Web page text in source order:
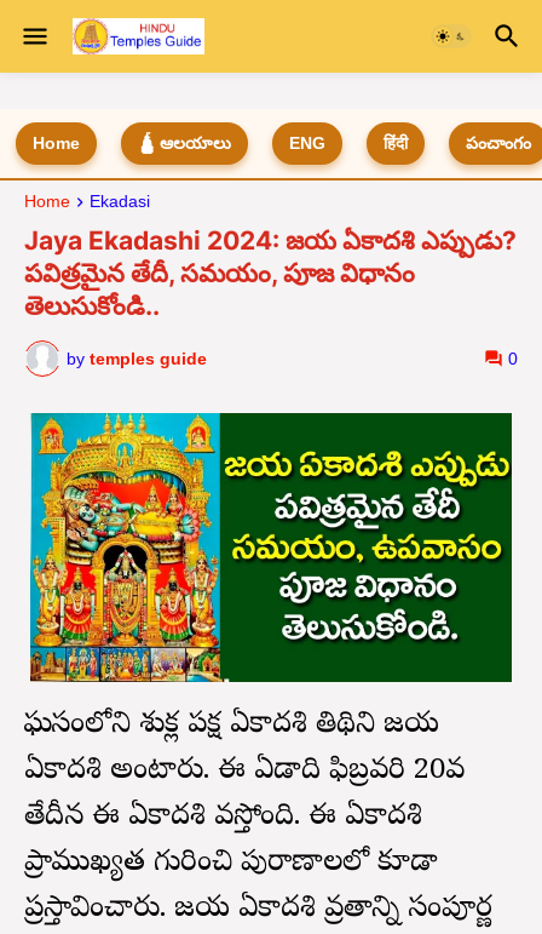
Home 🛕 ఆలయాలు ENG हिंदी పంచాంగం
Home Ekadasi
Jaya Ekadashi 2024: జయ ఏకాదశి ఎప్పుడు?
పవిత్రమైన తేదీ, సమయం, పూజ విధానం
తెలుసుకోండి..
by temples guide 0
మాఘమాసంలోని శుక్ల పక్ష ఏకాదశి తిథిని జయ
ఏకాదశి అంటారు. ఈ ఏడాది ఫిబ్రవరి 20వ
తేదీన ఈ ఏకాదశి వస్తోంది. ఈ ఏకాదశి
ప్రాముఖ్యత గురించి పురాణాలలో కూడా
ప్రస్తావించారు. జయ ఏకాదశి వ్రతాన్ని సంపూర్ణ